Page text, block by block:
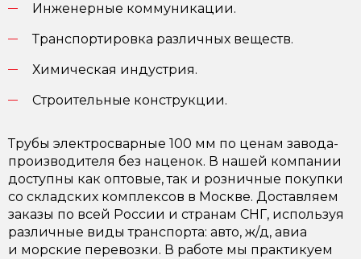
Инженерные коммуникации.
Транспортировка различных веществ.
Химическая индустрия.
Строительные конструкции.
Трубы электросварные 100 мм по ценам завода-
производителя без наценок. В нашей компании
доступны как оптовые, так и розничные покупки
со складских комплексов в Москве. Доставляем
заказы по всей России и странам СНГ, используя
различные виды транспорта: авто, ж/д, авиа
и морские перевозки. В работе мы практикуем